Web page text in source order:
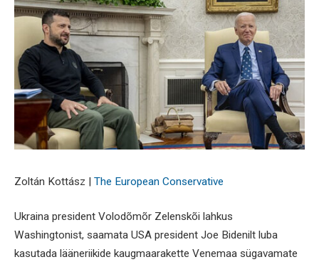
Zoltán Kottász | The European Conservative
Ukraina president Volodõmõr Zelenskõi lahkus
Washingtonist, saamata USA president Joe Bidenilt luba
kasutada lääneriikide kaugmaarakette Venemaa sügavamate